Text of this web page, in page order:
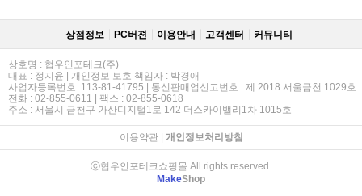
상점정보 PC버젼 이용안내 고객센터 커뮤니티
상호명 : 협우인포테크(주)
대표 : 정지윤 | 개인정보 보호 책임자 : 박경애
사업자등록번호 :113-81-41795 | 통신판매업신고번호 : 제 2018 서울금천 1029호
전화 : 02-855-0611 | 팩스 : 02-855-0618
주소 : 서울시 금천구 가산디지털1로 142 더스카이밸리1차 1015호
이용약관| 개인정보처리방침
ⓒ협우인포테크쇼핑몰 All rights reserved.
MakeShop